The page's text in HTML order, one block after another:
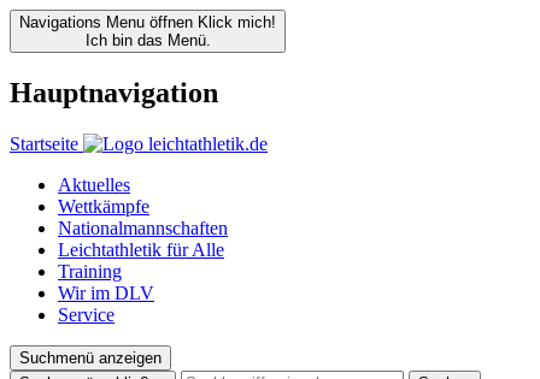
Navigations Menu öffnen Klick mich!
Ich bin das Menü.
Hauptnavigation
Startseite
Aktuelles
Wettkämpfe
Nationalmannschaften
Leichtathletik für Alle
Training
Wir im DLV
Service
Suchmenü anzeigen